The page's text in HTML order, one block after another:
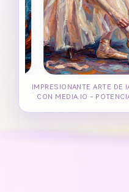
IMPRESIONANTE ARTE DE
CON MEDIA.IO -